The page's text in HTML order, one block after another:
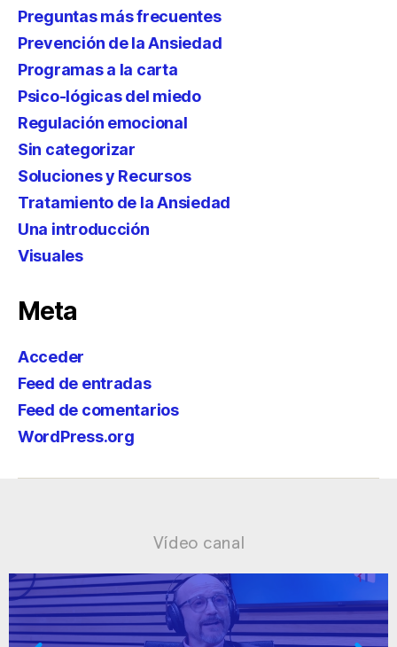
Preguntas más frecuentes
Prevención de la Ansiedad
Programas a la carta
Psico-lógicas del miedo
Regulación emocional
Sin categorizar
Soluciones y Recursos
Tratamiento de la Ansiedad
Una introducción
Visuales
Meta
Acceder
Feed de entradas
Feed de comentarios
WordPress.org
Vídeo canal